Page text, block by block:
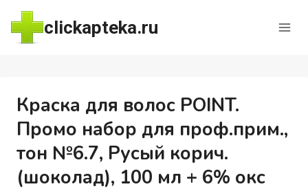
Перейти
содержимому
clickapteka.ru
Краска для волос POINT.
Промо набор для проф.прим.,
тон №6.7, Русый корич.
(шоколад), 100 мл + 6% окс